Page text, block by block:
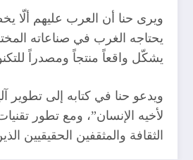
ويرى حنا أن العرب عليهم ألّا
يحتاجه الغرب في صناعاته
يشكّل واقعاً منتجاً ومصدراً
ويدعو حنا في كتابه إلى تطوير
لأخيه الإنسان”، ومع تطور
الثقافة والمثقفين الحقيقيين